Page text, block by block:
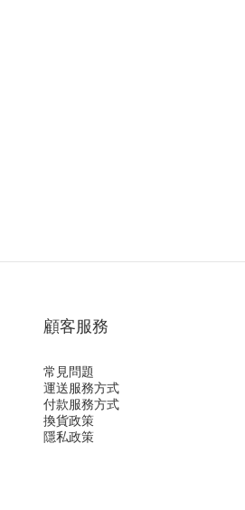
顧客服務
常見問題
運送服務方式
付款服務方式
換貨政策
隱私政策